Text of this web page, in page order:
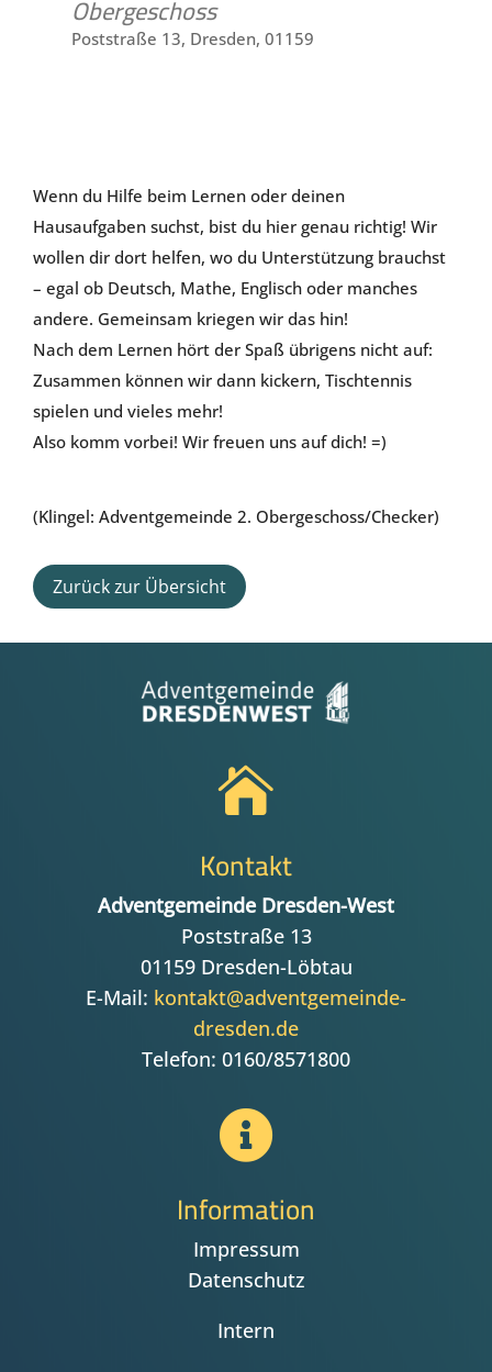
Obergeschoss
Poststraße 13, Dresden, 01159
Wenn du Hilfe beim Lernen oder deinen
Hausaufgaben suchst, bist du hier genau richtig! Wir
wollen dir dort helfen, wo du Unterstützung brauchst
– egal ob Deutsch, Mathe, Englisch oder manches
andere. Gemeinsam kriegen wir das hin!
Nach dem Lernen hört der Spaß übrigens nicht auf:
Zusammen können wir dann kickern, Tischtennis
spielen und vieles mehr!
Also komm vorbei! Wir freuen uns auf dich! =)
(Klingel: Adventgemeinde 2. Obergeschoss/Checker)
Zurück zur Übersicht

Kontakt
Adventgemeinde Dresden-West
Poststraße 13
01159 Dresden-Löbtau
E-Mail: kontakt@adventgemeinde-
dresden.de
Telefon: 0160/8571800

Information
Impressum
Datenschutz
Intern